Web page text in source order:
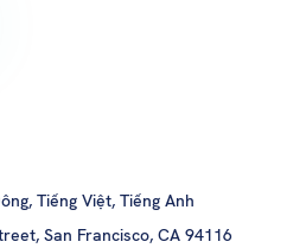
Tiếng Việt, Tiếng Anh
San Francisco, CA 94116